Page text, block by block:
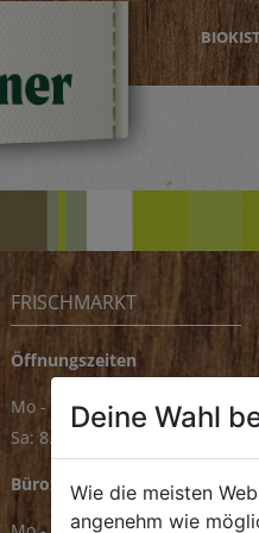
FRISCHMARKT
Öffnungszeiten
Mo - Fr: 8.00 - 18.00 Uhr
Sa: 8.00 - 14.00 Uhr
Bürozeiten
Deine Wahl
Wie die meisten
angenehm wie